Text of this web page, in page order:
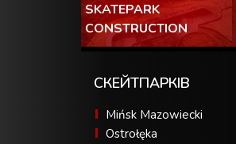
SKATEPARK
CONSTRUCTION
СКЕЙТПАРКІВ
Mińsk Mazowiecki
Ostrołęka